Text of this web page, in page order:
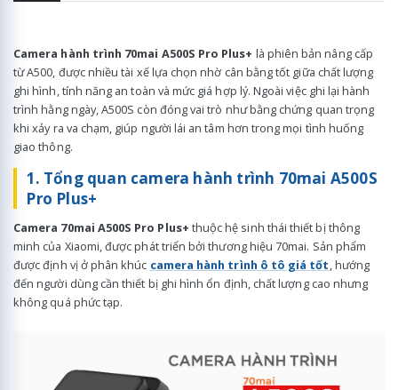
Camera hành trình 70mai A500S Pro Plus+ là phiên bản nâng cấp
từ A500, được nhiều tài xế lựa chọn nhờ cân bằng tốt giữa chất lượng
ghi hình, tính năng an toàn và mức giá hợp lý. Ngoài việc ghi lại hành
trình hằng ngày, A500S còn đóng vai trò như bằng chứng quan trọng
khi xảy ra va chạm, giúp người lái an tâm hơn trong mọi tình huống
giao thông.
1. Tổng quan camera hành trình 70mai A500S
Pro Plus+
Camera 70mai A500S Pro Plus+ thuộc hệ sinh thái thiết bị thông
minh của Xiaomi, được phát triển bởi thương hiệu 70mai. Sản phẩm
được định vị ở phân khúc camera hành trình ô tô giá tốt, hướng
đến người dùng cần thiết bị ghi hình ổn định, chất lượng cao nhưng
không quá phức tạp.